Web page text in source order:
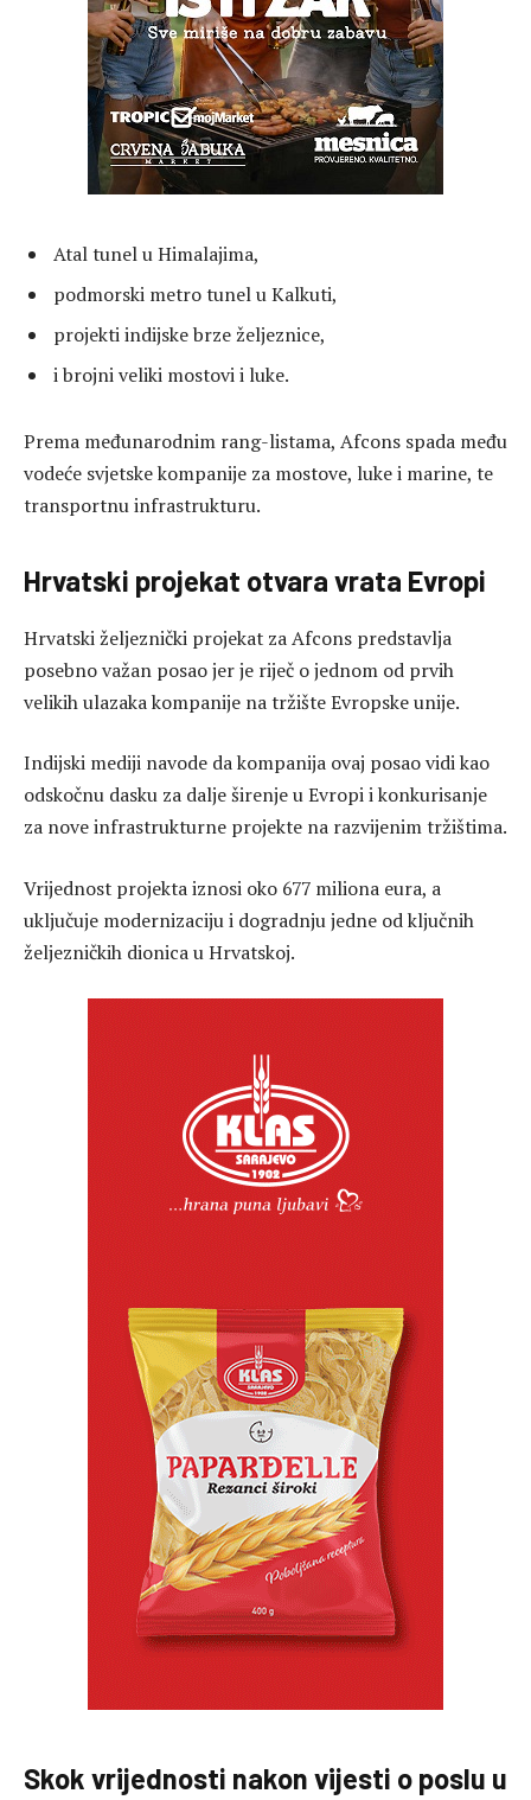
Atal tunel u Himalajima,
podmorski metro tunel u Kalkuti,
projekti indijske brze željeznice,
i brojni veliki mostovi i luke.
Prema međunarodnim rang-listama, Afcons spada među
vodeće svjetske kompanije za mostove, luke i marine, te
transportnu infrastrukturu.
Hrvatski projekat otvara vrata Evropi
Hrvatski željeznički projekat za Afcons predstavlja
posebno važan posao jer je riječ o jednom od prvih
velikih ulazaka kompanije na tržište Evropske unije.
Indijski mediji navode da kompanija ovaj posao vidi kao
odskočnu dasku za dalje širenje u Evropi i konkurisanje
za nove infrastrukturne projekte na razvijenim tržištima.
Vrijednost projekta iznosi oko 677 miliona eura, a
uključuje modernizaciju i dogradnju jedne od ključnih
željezničkih dionica u Hrvatskoj.
Skok vrijednosti nakon vijesti o poslu u